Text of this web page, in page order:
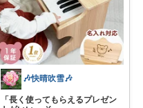
🎶快晴吹雪🎶
「長く使ってもらえるプレゼン